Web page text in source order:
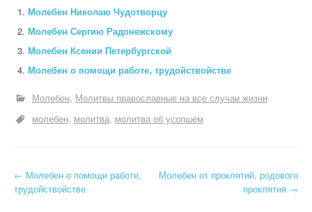
Молебен Николаю Чудотворцу
Молебен Сергию Радонежскому
Молебен Ксении Петербургской
Молебен о помощи работе, трудойствойстве
Молебен Молитвы православные на все случаи жизни
молебен молитва молитва об усопшем
Н
← Молебен о помощи работе,
трудойствойстве
Молебен от проклятий, родового
проклятия →